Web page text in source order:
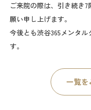
ご来院の際は、引き続き
願い申し上げます。
今後とも渋谷365メンタ
す。
一覧を